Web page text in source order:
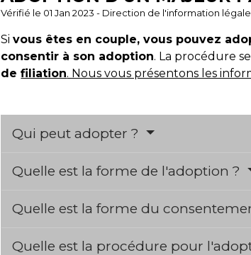
Vérifié le 01 Jan 2023 - Direction de l'information
Sivous êtes en couple, vous pouvez
consentir à son adoption. La procédure
defiliation. Nous vous présentons les
Qui peut adopter ?
Quelle est la forme de l'adoption ?
Quelle est la forme du
Quelle est la procédure pour